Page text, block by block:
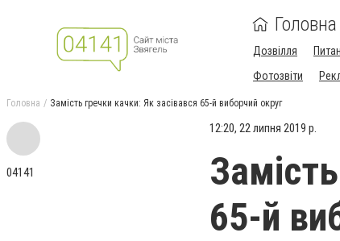
Головна
Дозвілля
Фотозвіти
Головна Замість гречки качки: Як засівався 65-й виборчий округ
04141
12:20, 22 липня 2019 р.
65-й